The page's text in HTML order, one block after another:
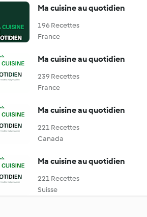
Ma cuisine au quotidien
196 Recettes
France
Ma cuisine au quotidien
239 Recettes
France
Ma cuisine au quotidien
221 Recettes
Canada
Ma cuisine au quotidien
221 Recettes
Suisse